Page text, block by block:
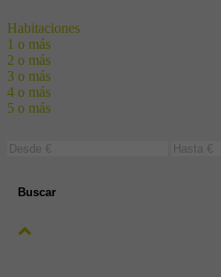
Habitaciones
1 o más
2 o más
3 o más
4 o más
5 o más
Buscar